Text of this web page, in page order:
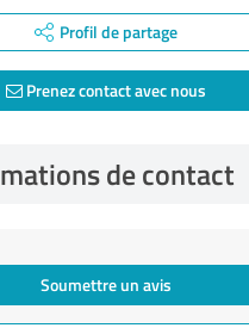
Profil de partage
Prenez contact avec nous
de contact
Soumettre un avis